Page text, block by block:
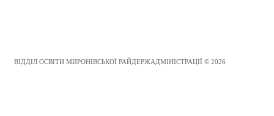
ВІДДІЛ ОСВІТИ МИРОНІВСЬКОЇ РАЙДЕРЖАДМІНІСТРАЦІЇ © 2026